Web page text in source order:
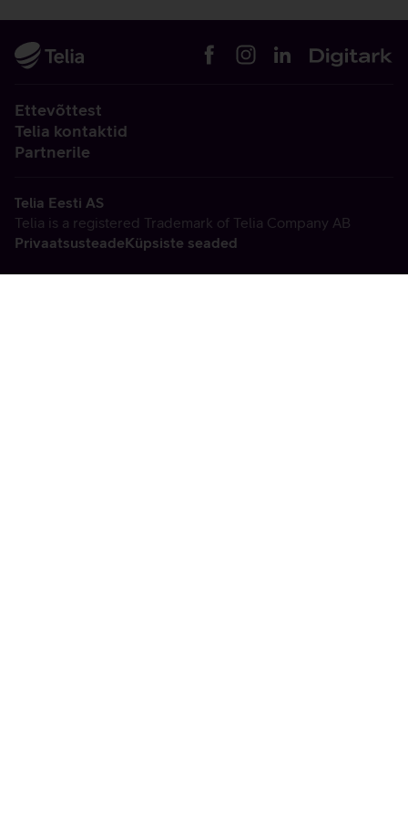
Ettevõttest
Telia kontaktid
Partnerile
Telia Eesti AS
Telia is a registered Trademark of Telia Company AB
PrivaatsusteadeKüpsiste seaded